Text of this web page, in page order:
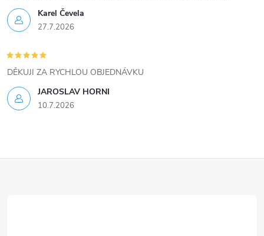
s
u
Karel Čevela
27.7.2026
JAROSLAV HORNI
10.7.2026
DĚKUJI ZA RYCHLOU OBJEDNÁVKU